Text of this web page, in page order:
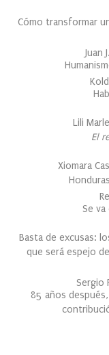
Cómo transformar
Juan
Lili
El
Xiomara
Se va
Basta de excusas:
que será espejo
Sergio
85 años